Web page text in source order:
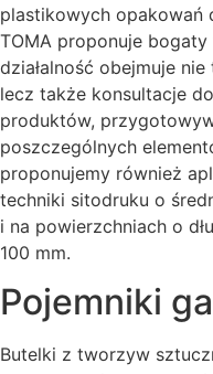
plastikowych opakowań
TOMA proponuje bogaty
działalność obejmuje
lecz także konsultacje
produktów,
poszczególnych
proponujemy również
techniki sitodruku o
i na powierzchniach o
100 mm.
Pojemniki
Butelki z tworzyw